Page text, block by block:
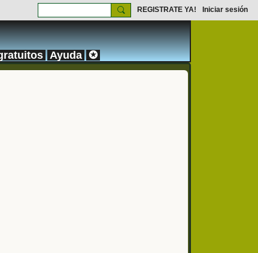
REGISTRATE YA! Iniciar sesión
Ayuda ✪